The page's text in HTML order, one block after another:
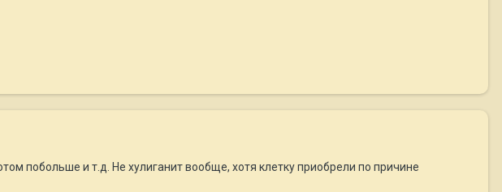
побольше и т.д. Не хулиганит вообще, хотя клетку приобрели по причине